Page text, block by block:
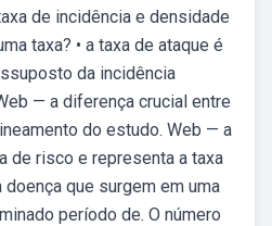
de incidência e densidade
taxa? • a taxa de ataque é
da incidência
— a diferença crucial entre
do estudo. Web — a
de risco e representa a taxa
que surgem em uma
período de. O número